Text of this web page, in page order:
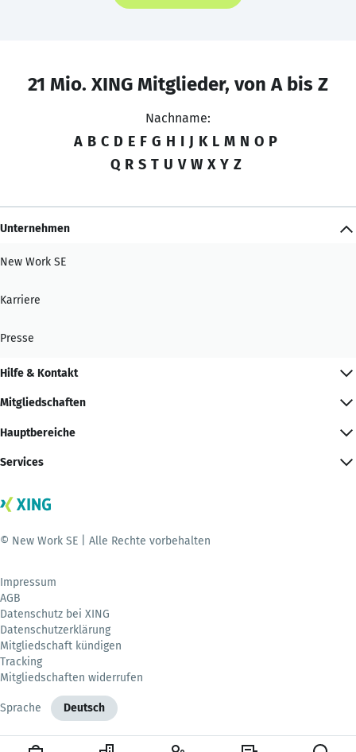
21 Mio. XING Mitglieder, von A bis Z
Nachname:
A B C D E F G H I J K L M N O P
Q R S T U V W X Y Z
Unternehmen
New Work SE
Karriere
Presse
Hilfe & Kontakt
Mitgliedschaften
Hauptbereiche
Services
© New Work SE | Alle Rechte vorbehalten
Impressum
AGB
Datenschutz bei XING
Datenschutzerklärung
Mitgliedschaft kündigen
Tracking
Mitgliedschaften widerrufen
Sprache Deutsch